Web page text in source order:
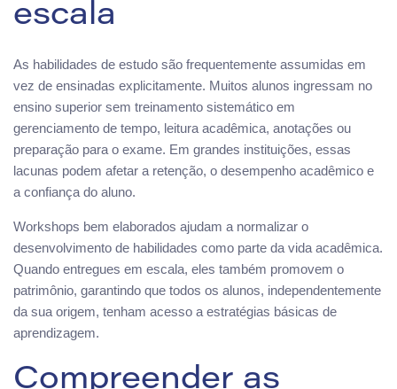
escala
As habilidades de estudo são frequentemente assumidas em
vez de ensinadas explicitamente. Muitos alunos ingressam no
ensino superior sem treinamento sistemático em
gerenciamento de tempo, leitura acadêmica, anotações ou
preparação para o exame. Em grandes instituições, essas
lacunas podem afetar a retenção, o desempenho acadêmico e
a confiança do aluno.
Workshops bem elaborados ajudam a normalizar o
desenvolvimento de habilidades como parte da vida acadêmica.
Quando entregues em escala, eles também promovem o
patrimônio, garantindo que todos os alunos, independentemente
da sua origem, tenham acesso a estratégias básicas de
aprendizagem.
Compreender as